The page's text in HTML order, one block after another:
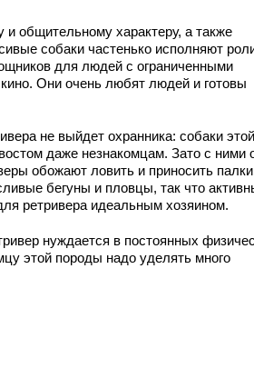
и общительному характеру, а также
собаки частенько исполняют
для людей с ограниченными
Они очень любят людей и готовы
не выйдет охранника: собаки этой
даже незнакомцам. Зато с ними
обожают ловить и приносить
бегуны и пловцы, так что
ретривера идеальным хозяином.
нуждается в постоянных
этой породы надо уделять много